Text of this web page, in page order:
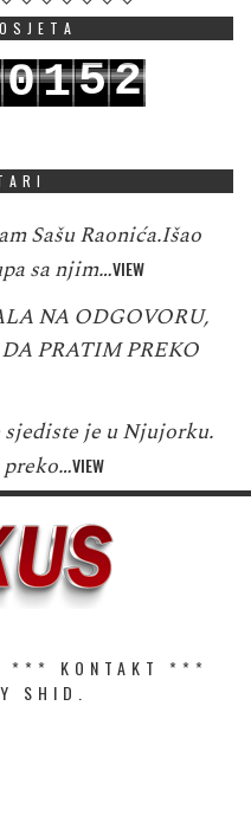
0152
Sašu Raonića.Išao
sa njim…VIEW
NA ODGOVORU,
PRATIM PREKO
sjediste je u Njujorku.
VIEW
*** KONTAKT
***
SHID.